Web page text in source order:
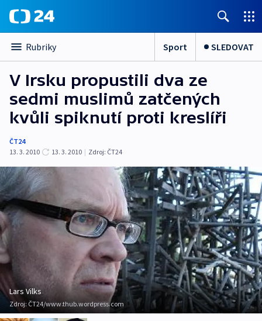
Rubriky Sport SLEDOVAT
V Irsku propustili dva ze
sedmi muslimů zatčených
kvůli spiknutí proti kreslíři
ČT24
13. 3. 2010
13. 3. 2010 | Zdroj: ČT24
Lars Vilks
Zdroj: ČT24/www.thub.wordpress.com